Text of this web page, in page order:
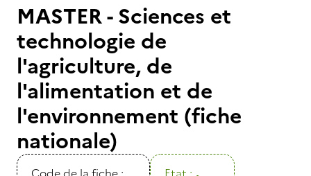
MASTER - Sciences et
technologie de
l'agriculture, de
l'alimentation et de
l'environnement (fiche
nationale)